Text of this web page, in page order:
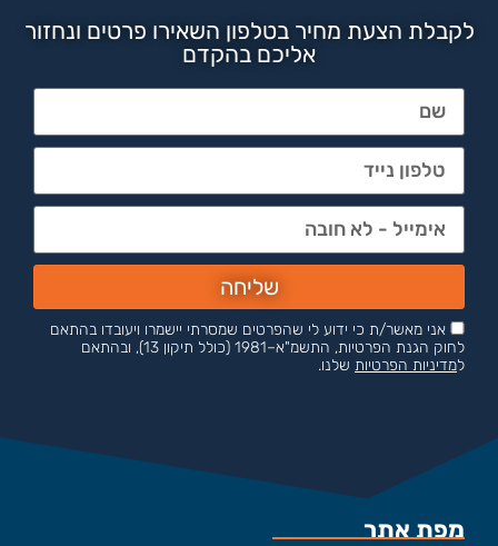
לקבלת הצעת מחיר בטלפון השאירו פרטים ונחזור
אליכם בהקדם
אני מאשר/ת כי ידוע לי שהפרטים שמסרתי יישמרו ויעובדו בהתאם
לחוק הגנת הפרטיות, התשמ"א–1981 (כולל תיקון 13), ובהתאם
למדיניות הפרטיות שלנו.
שליחה
מפת אתר